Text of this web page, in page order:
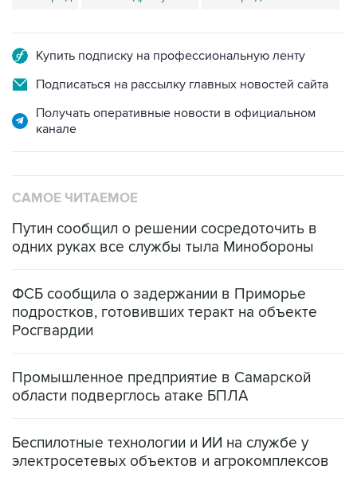
Подписаться на рассылку главных новостей сайта
Получать оперативные новости в официальном
Путин сообщил о решении сосредоточить в
ФСБ сообщила о задержании в Приморье
Росгвардии
Промышленное предприятие в Самарской
Беспилотные технологии и ИИ на службе у
Социальная реклама, АНО «Национальные приоритеты».
ИНН 7725383515 Erid: F7NfYUJCUneVdwcydK6A